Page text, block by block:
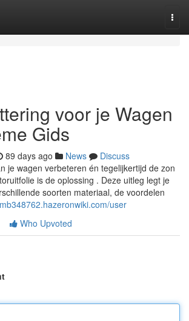
voor je Wagen
Gids
89 days ago News
Discuss
je wagen verbeteren én tegelijkertijd de zon
is de oplossing . Deze uitleg legt je
soorten materiaal, de voordelen
user
Who Upvoted